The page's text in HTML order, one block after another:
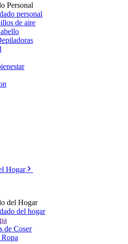
Personal
personal
de aire
Hogar
del Hogar
del hogar
de Coser
Ropa